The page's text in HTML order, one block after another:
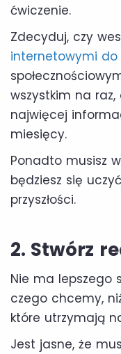
ćwiczenie.
Zdecyduj, czy
internetowymi
wszystkim na
najwięcej
miesięcy.
Ponadto musisz
będziesz się
przyszłości.
2. Stwórz
Nie ma lepszego
czego chcemy,
które utrzymają
Jest jasne, że